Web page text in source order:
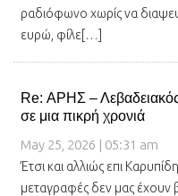
ραδιόφωνο χωρίς να
ευρώ, φίλε[…]
Re: ΑΡΗΣ –
σε μια πικρή χρονιά
May 25, 2026 | 05:31 am
Έτσι και αλλιώς επι
μεταγραφές δεν μας έχουν